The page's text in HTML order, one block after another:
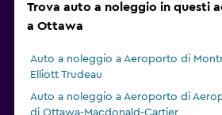
Trova auto a noleggio in questi
a Ottawa
Auto a noleggio a Aeroporto di
Elliott Trudeau
Auto a noleggio a Aeroporto di